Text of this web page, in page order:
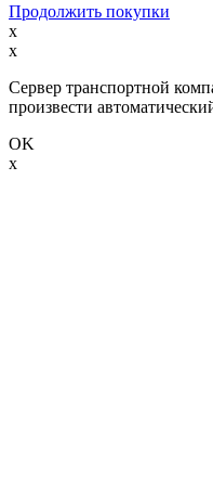
Продолжить покупки
x
x
Сервер транспортной
произвести
OK
x